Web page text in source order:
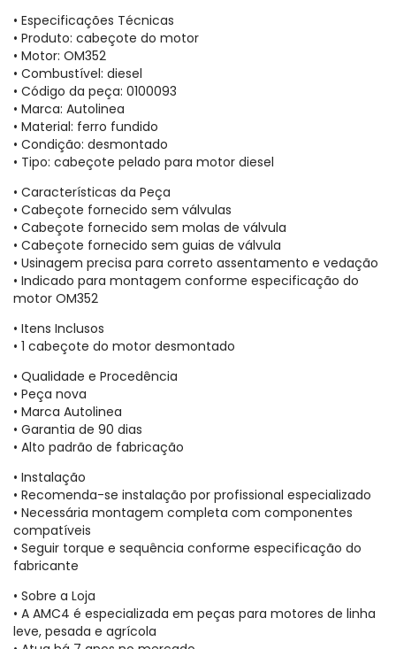
• Especificações Técnicas
• Produto: cabeçote do motor
• Motor: OM352
• Combustível: diesel
• Código da peça: 0100093
• Marca: Autolinea
• Material: ferro fundido
• Condição: desmontado
• Tipo: cabeçote pelado para motor diesel
• Características da Peça
• Cabeçote fornecido sem válvulas
• Cabeçote fornecido sem molas de válvula
• Cabeçote fornecido sem guias de válvula
• Usinagem precisa para correto assentamento e vedação
• Indicado para montagem conforme especificação do
motor OM352
• Itens Inclusos
• 1 cabeçote do motor desmontado
• Qualidade e Procedência
• Peça nova
• Marca Autolinea
• Garantia de 90 dias
• Alto padrão de fabricação
• Instalação
• Recomenda-se instalação por profissional especializado
• Necessária montagem completa com componentes
compatíveis
• Seguir torque e sequência conforme especificação do
fabricante
• Sobre a Loja
• A AMC4 é especializada em peças para motores de linha
leve, pesada e agrícola